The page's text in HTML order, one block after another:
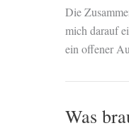
Die
mich darauf
ein offener
Was